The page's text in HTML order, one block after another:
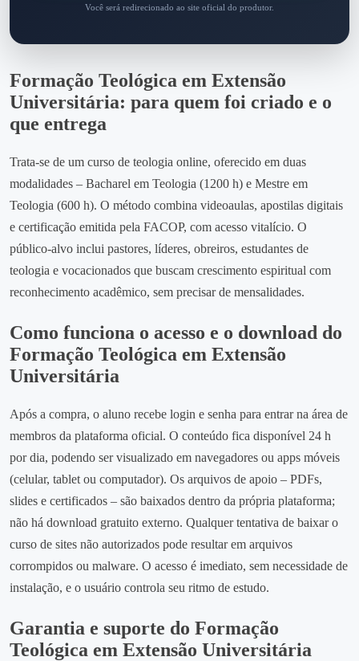
Você será redirecionado ao site oficial do produtor.
Formação Teológica em Extensão
Universitária: para quem foi criado e o
que entrega
Trata‑se de um curso de teologia online, oferecido em duas
modalidades – Bacharel em Teologia (1200 h) e Mestre em
Teologia (600 h). O método combina videoaulas, apostilas digitais
e certificação emitida pela FACOP, com acesso vitalício. O
público‑alvo inclui pastores, líderes, obreiros, estudantes de
teologia e vocacionados que buscam crescimento espiritual com
reconhecimento acadêmico, sem precisar de mensalidades.
Como funciona o acesso e o download do
Formação Teológica em Extensão
Universitária
Após a compra, o aluno recebe login e senha para entrar na área de
membros da plataforma oficial. O conteúdo fica disponível 24 h
por dia, podendo ser visualizado em navegadores ou apps móveis
(celular, tablet ou computador). Os arquivos de apoio – PDFs,
slides e certificados – são baixados dentro da própria plataforma;
não há download gratuito externo. Qualquer tentativa de baixar o
curso de sites não autorizados pode resultar em arquivos
corrompidos ou malware. O acesso é imediato, sem necessidade de
instalação, e o usuário controla seu ritmo de estudo.
Garantia e suporte do Formação
Teológica em Extensão Universitária